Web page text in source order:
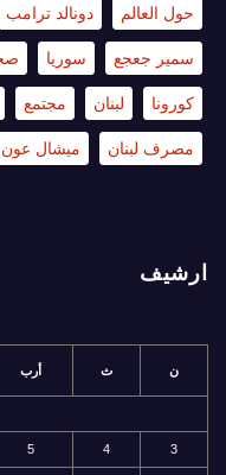
حول العالم دونالد ترامب
سمير جعجع سوريا
كورونا لبنان مجتمع
مصرف لبنان ميشال عون
ارشيف
ن ث أرب
3
4
5